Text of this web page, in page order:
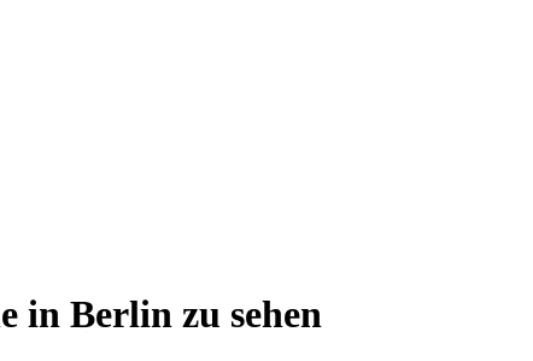
in Berlin zu sehen